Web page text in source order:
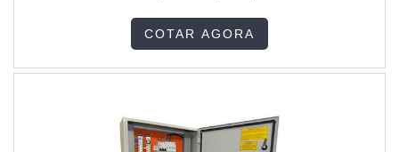
quadro geral de baixa tensão qgbt, com a Jumper Soluções
Industriais o cliente obterá assertividade e diversas opções
QUADRO GERAL DE BAIXA TENSÃO QGBTA Jumper
qualidade onde são realizadas as atividades e equipamentos
de última geração, tudo isso para oferecer quadro geral de
COTAR AGORA